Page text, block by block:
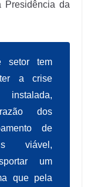
Presidência da
setor tem
a crise
instalada,
dos
de
viável,
um
que pela